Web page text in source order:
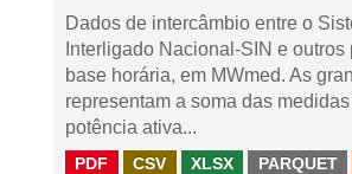
Dados de intercâmbio entre o
Interligado Nacional-SIN e outros
base horária, em MWmed. As
representam a soma das
potência ativa...
PDF CSV XLSX PARQUET